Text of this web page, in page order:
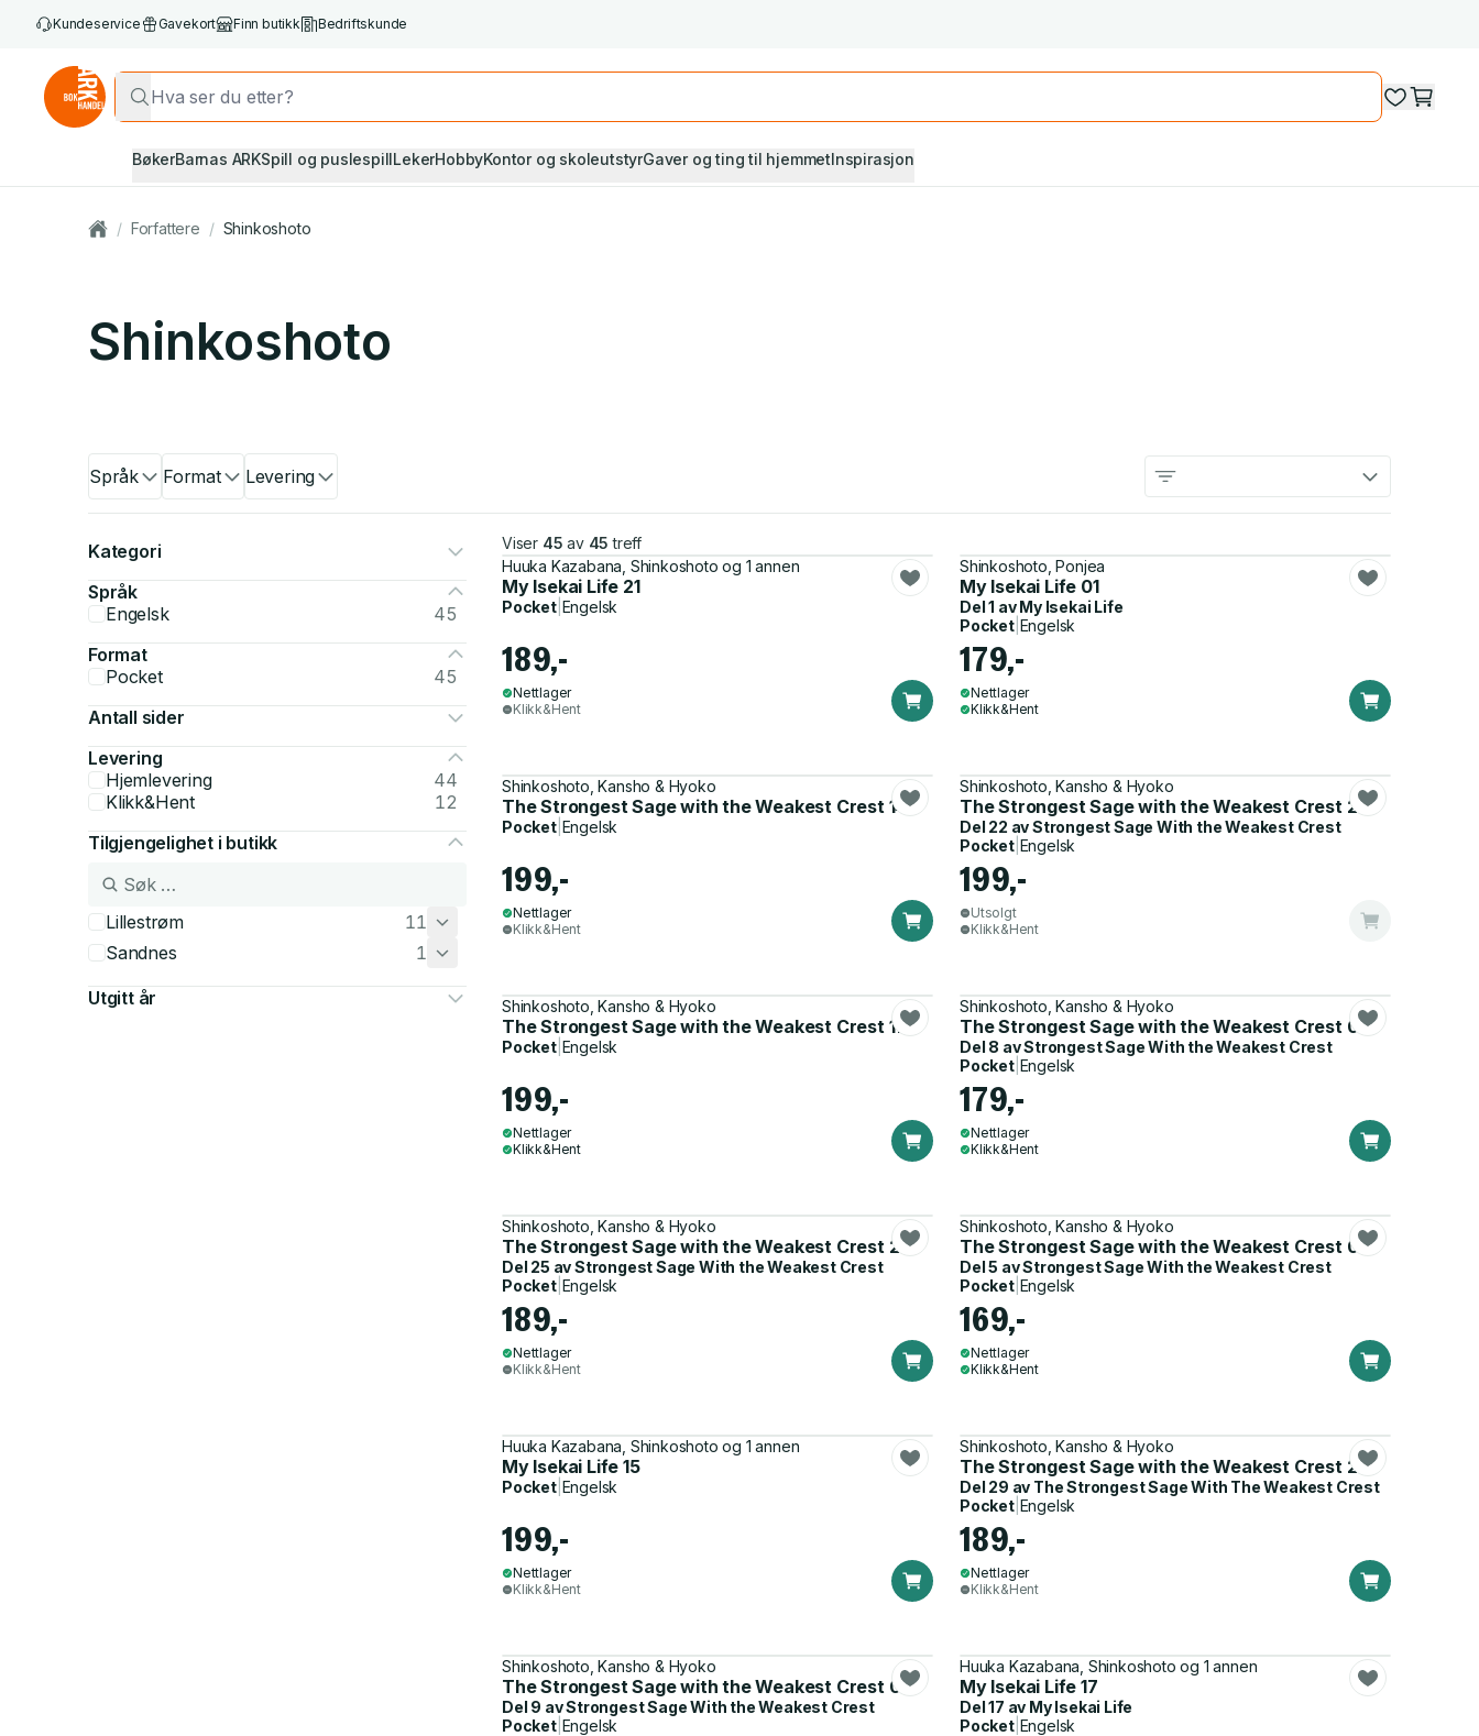
Kundeservice Gavekort Finn butikk Bedriftskunde
BøkerBarnas ARKSpill og puslespillLekerHobbyKontor og skoleutstyrGaver og ting til hjemmetInspirasjon
/ Forfattere / Shinkoshoto
Shinkoshoto
Språk Format Levering
Kategori
Språk
Engelsk
45
Format
Pocket
45
Antall sider
Levering
Hjemlevering
44
Klikk&Hent
12
Tilgjengelighet i butikk
Lillestrøm
11
Sandnes
1
Utgitt år
Viser 45 av 45 treff
Huuka Kazabana, Shinkoshoto og 1 annen
My Isekai Life 21
Pocket| Engelsk
189,-
Nettlager
Klikk&Hent
Shinkoshoto, Ponjea
My Isekai Life 01
Del 1 avMy Isekai Life
Pocket| Engelsk
179,-
Nettlager
Klikk&Hent
Shinkoshoto, Kansho & Hyoko
The Strongest Sage with the Weakest Crest 14
Pocket| Engelsk
199,-
Nettlager
Klikk&Hent
Shinkoshoto, Kansho & Hyoko
The Strongest Sage with the Weakest Crest 22
Del 22 avStrongest Sage With the Weakest Crest
Pocket| Engelsk
199,-
Utsolgt
Klikk&Hent
Shinkoshoto, Kansho & Hyoko
The Strongest Sage with the Weakest Crest 11
Pocket| Engelsk
199,-
Nettlager
Klikk&Hent
Shinkoshoto, Kansho & Hyoko
The Strongest Sage with the Weakest Crest 08
Del 8 avStrongest Sage With the Weakest Crest
Pocket| Engelsk
179,-
Nettlager
Klikk&Hent
Shinkoshoto, Kansho & Hyoko
The Strongest Sage with the Weakest Crest 25
Del 25 avStrongest Sage With the Weakest Crest
Pocket| Engelsk
189,-
Nettlager
Klikk&Hent
Shinkoshoto, Kansho & Hyoko
The Strongest Sage with the Weakest Crest 05
Del 5 avStrongest Sage With the Weakest Crest
Pocket| Engelsk
169,-
Nettlager
Klikk&Hent
Huuka Kazabana, Shinkoshoto og 1 annen
My Isekai Life 15
Pocket| Engelsk
199,-
Nettlager
Klikk&Hent
Shinkoshoto, Kansho & Hyoko
The Strongest Sage with the Weakest Crest 29
Del 29 av The Strongest Sage With The Weakest Crest
Pocket| Engelsk
189,-
Nettlager
Klikk&Hent
Shinkoshoto, Kansho & Hyoko
The Strongest Sage with the Weakest Crest 09
Del 9 avStrongest Sage With the Weakest Crest
Pocket| Engelsk
Huuka Kazabana, Shinkoshoto og 1 annen
My Isekai Life 17
Del 17 av My Isekai Life
Pocket| Engelsk